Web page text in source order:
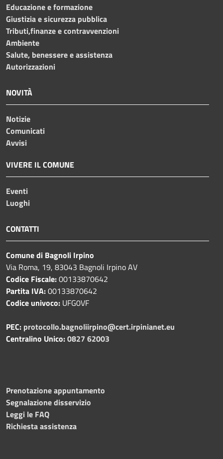
Educazione e formazione
Giustizia e sicurezza pubblica
Tributi,finanze e contravvenzioni
Ambiente
Salute, benessere e assistenza
Autorizzazioni
NOVITÀ
Notizie
Comunicati
Avvisi
VIVERE IL COMUNE
Eventi
Luoghi
CONTATTI
Comune di Bagnoli Irpino
Via Roma, 19, 83043 Bagnoli Irpino AV
Codice Fiscale:00133870642
Partita IVA:00133870642
Codice univoco: UFG0VF
PEC: protocollo.bagnoliirpino@cert.irpinianet.eu
Centralino Unico:0827 62003
Prenotazione appuntamento
Segnalazione disservizio
Leggi le FAQ
Richiesta assistenza